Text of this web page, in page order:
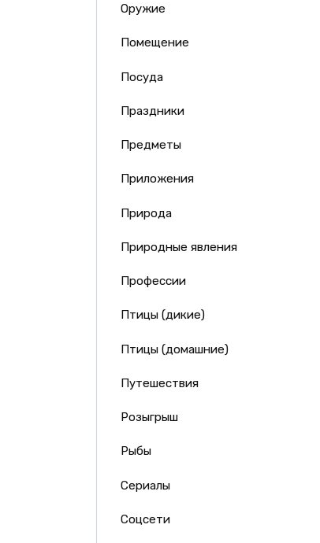
Оружие
Помещение
Посуда
Праздники
Предметы
Приложения
Природа
Природные явления
Профессии
Птицы (дикие)
Птицы (домашние)
Путешествия
Розыгрыш
Рыбы
Сериалы
Соцсети